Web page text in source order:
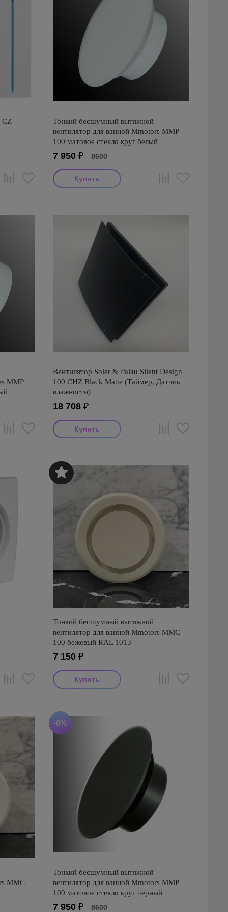
CZ
Тонкий бесшумный вытяжной
вентилятор для ванной Mmotors ММР
100 матовое стекло круг белый
7 950₽ 8600
ММР
Вентилятор Soler & Palau Silent Design
100 CHZ Black Matte (Таймер, Датчик
влажности)
18 708₽
Тонкий бесшумный вытяжной
вентилятор для ванной Mmotors ММC
100 бежевый RAL 1013
7 150₽
ММC
-8%
Тонкий бесшумный вытяжной
вентилятор для ванной Mmotors ММР
100 матовое стекло круг чёрный
7 950₽ 8600